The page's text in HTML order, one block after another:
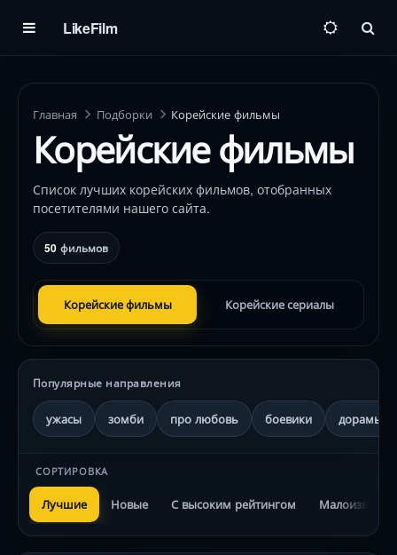
LikeFilm
Главная Подборки Корейские фильмы
Корейские фильмы
Список лучших корейских фильмов, отобранных
посетителями нашего сайта.
50 фильмов
Корейские фильмы Корейские сериалы
Популярные направления
ужасы зомби про любовь боевики дорамы
СОРТИРОВКА
Лучшие Новые С высоким рейтингом